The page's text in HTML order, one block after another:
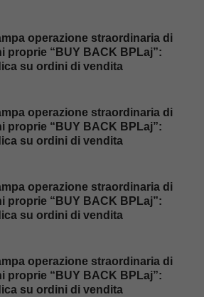
operazione straordinaria di
proprie “BUY BACK BPLaj”:
su ordini di vendita
operazione straordinaria di
proprie “BUY BACK BPLaj”:
su ordini di vendita
operazione straordinaria di
proprie “BUY BACK BPLaj”:
su ordini di vendita
operazione straordinaria di
proprie “BUY BACK BPLaj”:
su ordini di vendita